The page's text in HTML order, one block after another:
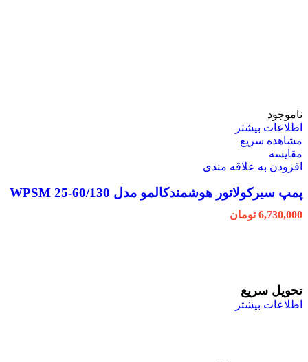
ناموجود
اطلاعات بیشتر
مشاهده سریع
مقایسه
افزودن به علاقه مندی
پمپ سیرکولاتور هوشمندکالمو مدل WPSM 25-60/130
6,730,000 تومان
تحویل سریع
اطلاعات بیشتر